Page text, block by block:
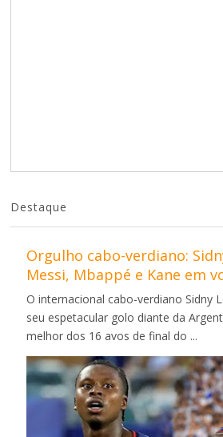
Destaque
Orgulho cabo-verdiano:
Messi, Mbappé e Kane em
O internacional cabo-verdiano Sidny
seu espetacular golo diante da
melhor dos 16 avos de final do ...